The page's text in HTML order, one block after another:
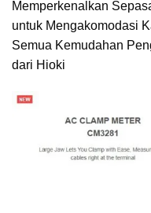
Memperkenalkan
untuk Mengakomodasi
Semua Kemudahan
dari Hioki